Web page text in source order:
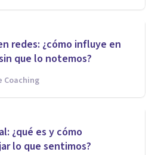
redes: ¿cómo influye en
que lo notemos?
Coaching
¿qué es y cómo
lo que sentimos?